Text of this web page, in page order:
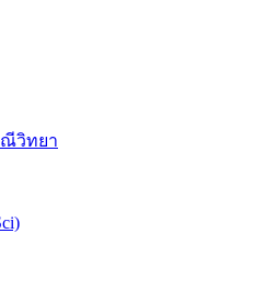
วิทยา